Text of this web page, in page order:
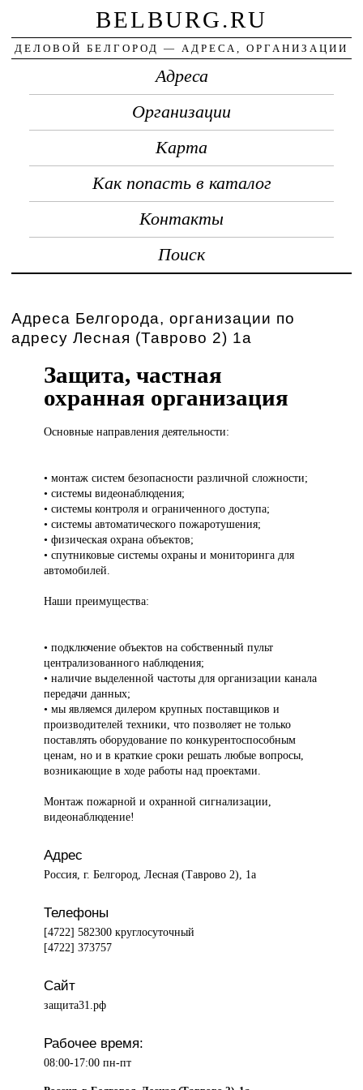
BELBURG.RU
ДЕЛОВОЙ БЕЛГОРОД — АДРЕСА, ОРГАНИЗАЦИИ
Адреса
Организации
Карта
Как попасть в каталог
Контакты
Поиск
Адреса Белгорода, организации по
адресу Лесная (Таврово 2) 1а
Защита, частная
охранная организация
Основные направлениядеятельности:
• монтаж систем безопасности различной сложности;
• системы видеонаблюдения;
• системы контроля и ограниченного доступа;
• системы автоматического пожаротушения;
• физическая охрана объектов;
• спутниковые системы охраны и мониторинга для
автомобилей.
Наши преимущества:
• подключение объектов на собственный пульт
централизованного наблюдения;
• наличие выделенной частоты для организации канала
передачи данных;
• мы являемся дилером крупных поставщиков и
производителей техники, что позволяет не только
поставлять оборудование по конкурентоспособным
ценам, но и в краткие сроки решать любые вопросы,
возникающие в ходе работы над проектами.
Монтаж пожарной и охранной сигнализации,
видеонаблюдение!
Адрес
Россия, г. Белгород, Лесная (Таврово 2), 1а
Телефоны
[4722] 582300 круглосуточный
[4722] 373757
Сайт
защита31.рф
Рабочее время:
08:00-17:00 пн-пт